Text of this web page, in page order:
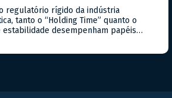
regulatório rígido da indústria
tanto o “Holding Time” quanto o
estabilidade desempenham papéis
– Estudo de Estabilidade: Este […]